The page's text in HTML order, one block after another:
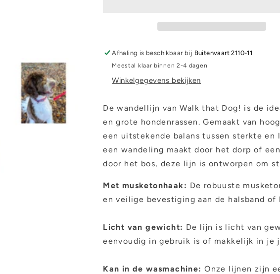
Afhaling is beschikbaar bij Buitenvaart 2110-11
Meestal klaar binnen 2-4 dagen
Winkelgegevens bekijken
De wandellijn van Walk that Dog! is de
en grote hondenrassen. Gemaakt van
een uitstekende balans tussen sterkte
een wandeling maakt door het dorp of
door het bos, deze lijn is ontworpen om
Met musketonhaak: De robuuste
en veilige bevestiging aan de halsband
Licht van gewicht: De lijn is licht van
eenvoudig in gebruik is of makkelijk in je
Kan in de wasmachine: Onze lijnen zijn